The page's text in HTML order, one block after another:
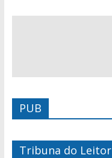
PUB
Tribuna do Leitor